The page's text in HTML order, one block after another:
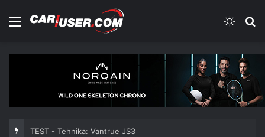
Meni
TEST - Tehnika: Vantrue JS3